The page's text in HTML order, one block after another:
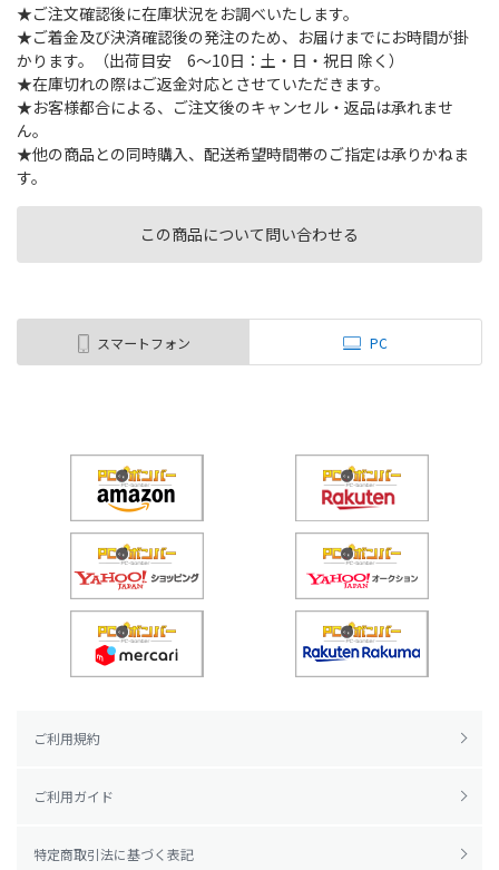
この商品について問い合わせる
★ご注文確認後に在庫状況をお調べいたします。
★ご着金及び決済確認後の発注のため、お届けまでにお時間が掛
かります。（出荷目安 6～10日：土・日・祝日 除く）
★在庫切れの際はご返金対応とさせていただきます。
★お客様都合による、ご注文後のキャンセル・返品は承れませ
ん。
★他の商品との同時購入、配送希望時間帯のご指定は承りかねま
す。
スマートフォン PC
ご利用規約
ご利用ガイド
特定商取引法に基づく表記